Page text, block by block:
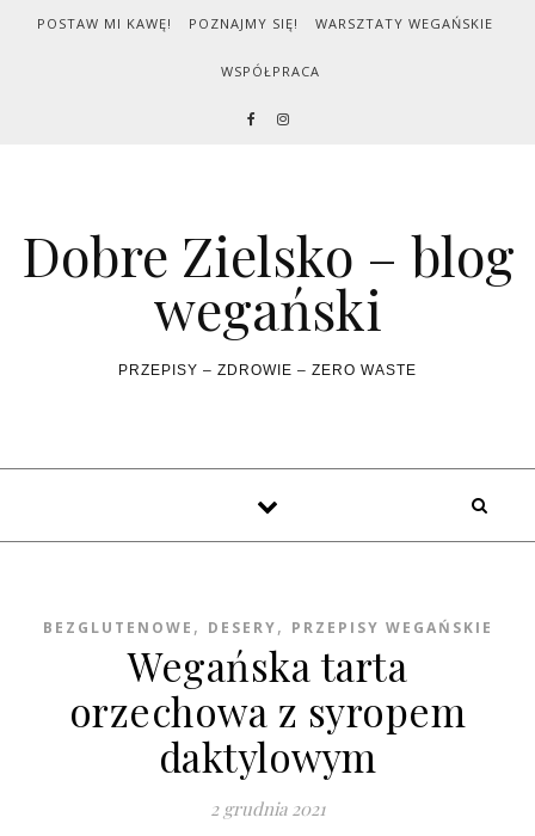
Skip to content
POSTAW MI KAWĘ! POZNAJMY SIĘ! WARSZTATY WEGAŃSKIE
WSPÓŁPRACA
Dobre Zielsko – blog
wegański
PRZEPISY – ZDROWIE – ZERO WASTE
BEZGLUTENOWE , DESERY, PRZEPISY WEGAŃSKIE
Wegańska tarta
orzechowa z syropem
daktylowym
2 grudnia 2021